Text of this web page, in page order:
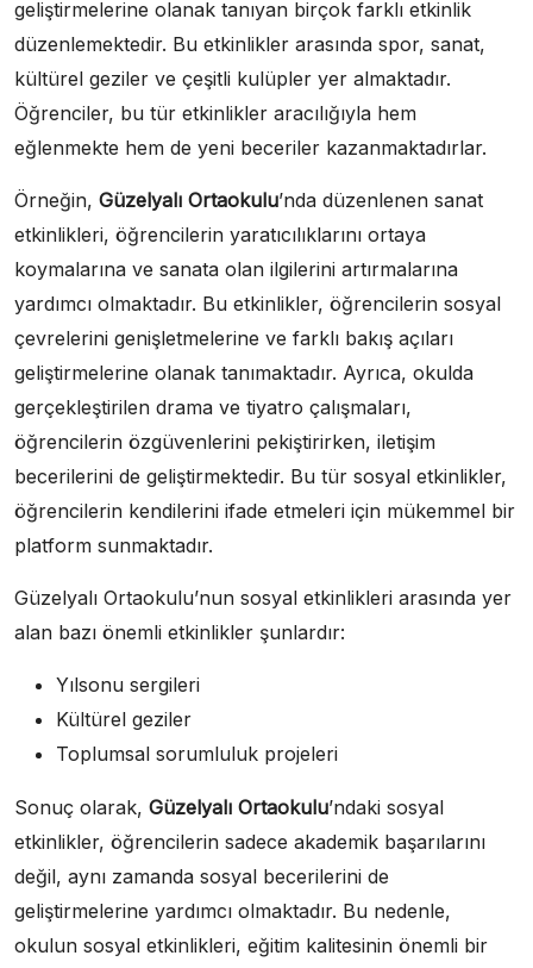
geliştirmelerine olanak tanıyan birçok farklı etkinlik
düzenlemektedir. Bu etkinlikler arasında spor, sanat,
kültürel geziler ve çeşitli kulüpler yer almaktadır.
Öğrenciler, bu tür etkinlikler aracılığıyla hem
eğlenmekte hem de yeni beceriler kazanmaktadırlar.
Örneğin, Güzelyalı Ortaokulu’nda düzenlenen sanat
etkinlikleri, öğrencilerin yaratıcılıklarını ortaya
koymalarına ve sanata olan ilgilerini artırmalarına
yardımcı olmaktadır. Bu etkinlikler, öğrencilerin sosyal
çevrelerini genişletmelerine ve farklı bakış açıları
geliştirmelerine olanak tanımaktadır. Ayrıca, okulda
gerçekleştirilen drama ve tiyatro çalışmaları,
öğrencilerin özgüvenlerini pekiştirirken, iletişim
becerilerini de geliştirmektedir. Bu tür sosyal etkinlikler,
öğrencilerin kendilerini ifade etmeleri için mükemmel bir
platform sunmaktadır.
Güzelyalı Ortaokulu’nun sosyal etkinlikleri arasında yer
alan bazı önemli etkinlikler şunlardır:
Yılsonu sergileri
Kültürel geziler
Toplumsal sorumluluk projeleri
Sonuç olarak, Güzelyalı Ortaokulu’ndaki sosyal
etkinlikler, öğrencilerin sadece akademik başarılarını
değil, aynı zamanda sosyal becerilerini de
geliştirmelerine yardımcı olmaktadır. Bu nedenle,
okulun sosyal etkinlikleri, eğitim kalitesinin önemli bir